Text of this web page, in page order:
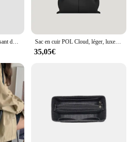
Sac en cuir POL Cloud, léger, luxe français, LiterECHpling, européen et américain, rétro, haut de gamme, portable, boîte à lunch, aisselle
35,05€